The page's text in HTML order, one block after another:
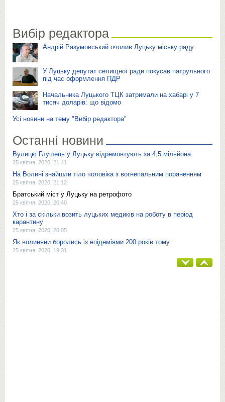
Вибір редактора
Андрій Разумовський очолив Луцьку міську раду
У Луцьку депутат селищної ради покусав патрульного
під час оформлення ПДР
Начальника Луцького ТЦК затримали на хабарі у 7
тисяч доларів: що відомо
Усі новини на тему "Вибір редактора"
Останні новини
Вулицю Глушець у Луцьку відремонтують за 4,5 мільйона
25 квітня, 2020, 21:41
На Волині знайшли тіло чоловіка з вогнепальним пораненням
25 квітня, 2020, 21:12
Братський міст у Луцьку на ретрофото
25 квітня, 2020, 20:40
Хто і за скільки возить луцьких медиків на роботу в період
карантину
25 квітня, 2020, 20:05
Як волиняни боролись із епідеміями 200 років тому
25 квітня, 2020, 19:31